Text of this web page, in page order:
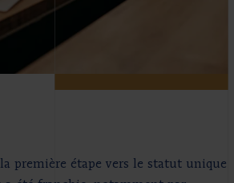
première étape vers le statut unique